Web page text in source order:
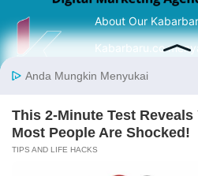
About Our
Kabarbaru.co
serta terverifikasi
Follow